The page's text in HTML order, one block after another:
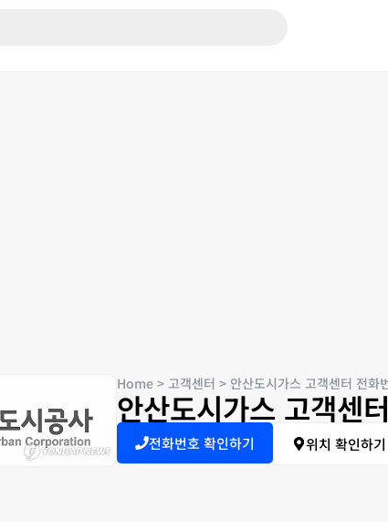
Home> 고객센터 > 안산도시가스 고객센터 전화
안산도시가스 고객센
전화번호 확인하기 위치 확인하기